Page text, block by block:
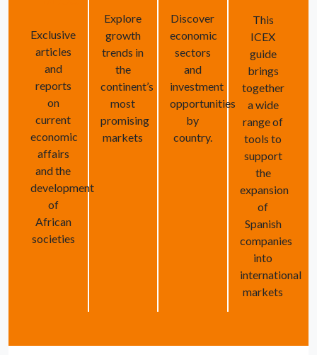
Exclusive
articles
and
reports
on
current
economic
affairs
and the
development
of
African
societies
Explore
growth
trends in
the
continent’s
most
promising
markets
Discover
economic
sectors
and
investment
opportunities
by
country.
This
ICEX
guide
brings
together
a wide
range of
tools to
support
the
expansion
of
Spanish
companies
into
international
markets